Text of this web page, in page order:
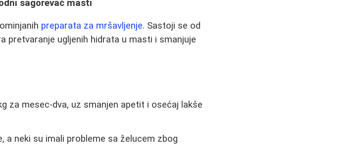
sagorevač masti
preparata za mršavljenje. Sastoji se od
pretvaranje ugljenih hidrata u masti i smanjuje
za mesec-dva, uz smanjen apetit i osećaj lakše
a neki su imali probleme sa želucem zbog